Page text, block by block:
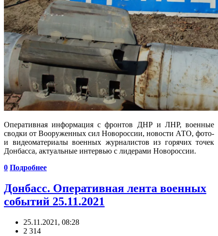
Оперативная информация с фронтов ДНР и ЛНР, военные
сводки от Вооруженных сил Новороссии, новости АТО, фото-
и видеоматериалы военных журналистов из горячих точек
Донбасса, актуальные интервью с лидерами Новороссии.
0 Подробнее
Донбасс. Оперативная лента военных
событий 25.11.2021
25.11.2021, 08:28
2 314